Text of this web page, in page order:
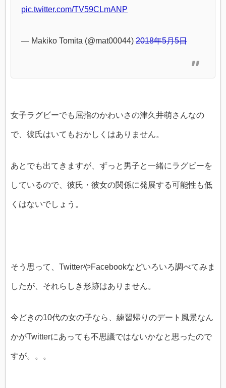
pic.twitter.com/TV59CLmANP
— Makiko Tomita (@mat00044) 2018年5月5日
女子ラグビーでも屈指のかわいさの津久井萌さんなの
で、彼氏はいてもおかしくはありません。
あとでも出てきますが、ずっと男子と一緒にラグビーを
しているので、彼氏・彼女の関係に発展する可能性も低
くはないでしょう。
そう思って、TwitterやFacebookなどいろいろ調べてみま
したが、それらしき形跡はありません。
今どきの10代の女の子なら、練習帰りのデート風景なん
かがTwitterにあっても不思議ではないかなと思ったので
すが。。。